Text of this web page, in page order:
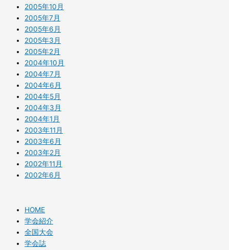
2005年10月
2005年7月
2005年6月
2005年3月
2005年2月
2004年10月
2004年7月
2004年6月
2004年5月
2004年3月
2004年1月
2003年11月
2003年6月
2003年2月
2002年11月
2002年6月
HOME
学会紹介
全国大会
学会誌